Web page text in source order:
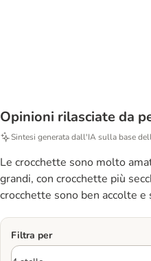
Opinioni rilasciate da
Sintesi generata dall'IA sulla base
Le crocchette sono molto
grandi, con crocchette più
crocchette sono ben accolte
Filtra per